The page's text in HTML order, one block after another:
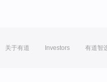
关于有道 Investors 有道智